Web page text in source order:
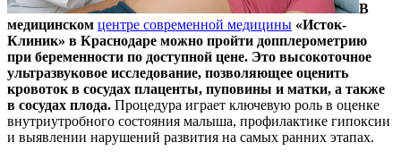
В
медицинском центре современной медицины «Исток-
Клиник» в Краснодаре можно пройти допплерометрию
при беременности по доступной цене. Это высокоточное
ультразвуковое исследование, позволяющее оценить
кровоток в сосудах плаценты, пуповины и матки, а также
в сосудах плода. Процедура играет ключевую роль в оценке
внутриутробного состояния малыша, профилактике гипоксии
и выявлении нарушений развития на самых ранних этапах.